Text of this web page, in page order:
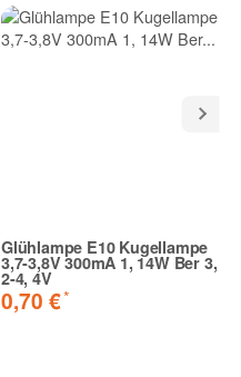
Glühlampe E10 Kugellampe
3,7-3,8V 300mA 1, 14W Ber 3,
2-4, 4V
0,70 €*